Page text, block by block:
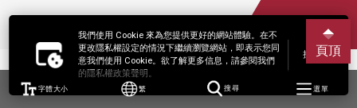
我們使用 Cookie 來為您提供更好的網站體驗。在不
更改隱私權設定的情況下繼續瀏覽網站，即表示您同
意我們使用 Cookie。欲了解更多信息，請參閱我們
的隱私權政策聲明。
接受
字體大小 繁 搜尋 選單
頁頂